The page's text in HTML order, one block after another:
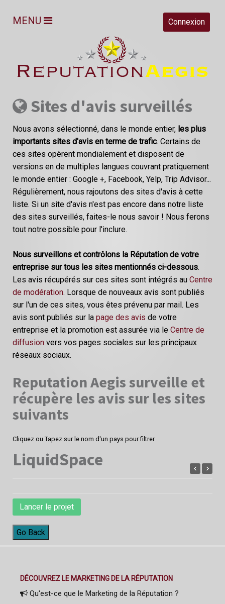
Connexion
MENU
Sites d'avis surveillés
Nous avons sélectionné, dans le monde entier, les plus
importants sites d'avis en terme de trafic. Certains de
ces sites opèrent mondialement et disposent de
versions en de multiples langues couvrant pratiquement
le monde entier : Google +, Facebook, Yelp, Trip Advisor...
Régulièrement, nous rajoutons des sites d'avis à cette
liste. Si un site d'avis n'est pas encore dans notre liste
des sites surveillés, faites-le nous savoir ! Nous ferons
tout notre possible pour l'inclure.
Nous surveillons et contrôlons la Réputation de votre
entreprise sur tous les sites mentionnés ci-dessous.
Les avis récupérés sur ces sites sont intégrés au Centre
de modération. Lorsque de nouveaux avis sont publiés
sur l'un de ces sites, vous êtes prévenu par mail. Les
avis sont publiés sur la page des avis de votre
entreprise et la promotion est assurée via le Centre de
diffusion vers vos pages sociales sur les principaux
réseaux sociaux.
Reputation Aegis surveille et
récupère les avis sur les sites
suivants
Cliquez ou Tapez sur le nom d'un pays pour filtrer
LiquidSpace
Lancer le projet
Go Back
DÉCOUVREZ LE MARKETING DE LA RÉPUTATION
Qu'est-ce que le Marketing de la Réputation ?